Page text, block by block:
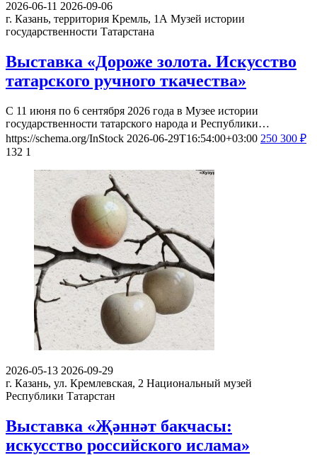
2026-06-11 2026-09-06
г. Казань, территория Кремль, 1А Музей истории
государственности Татарстана
Выставка «Дороже золота. Искусство
татарского ручного ткачества»
С 11 июня по 6 сентября 2026 года в Музее истории
государственности татарского народа и Республики…
https://schema.org/InStock 2026-06-29T16:54:00+03:00 250 300 ₽
132 1
2026-05-13 2026-09-29
г. Казань, ул. Кремлевская, 2 Национальный музей
Республики Татарстан
Выставка «Җәннәт бакчасы:
искусство российского ислама»